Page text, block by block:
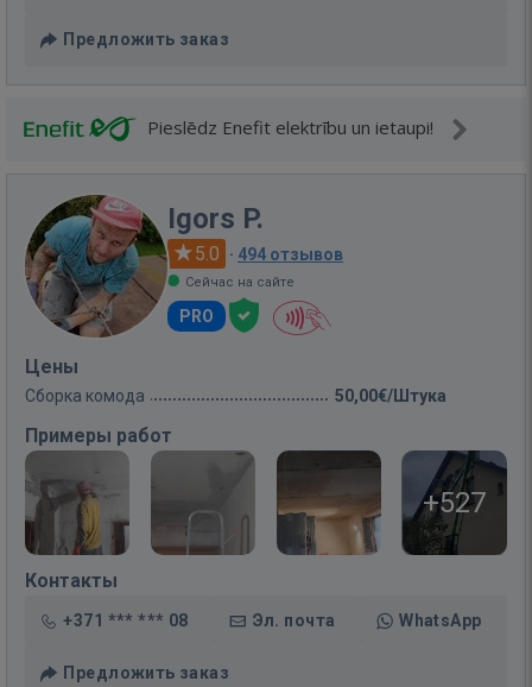
Предложить заказ
Pieslēdz Enefit elektrību un ietaupi!
Igors P.
5.0 · 494 отзывов
Сейчас на сайте
PRO
Цены
Сборка комода 50,00€/Штука
Примеры работ
+527
Контакты
+371 *** *** 08 Эл. почта WhatsApp
Предложить заказ